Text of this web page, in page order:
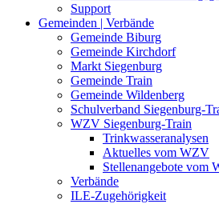
Support
Gemeinden | Verbände
Gemeinde Biburg
Gemeinde Kirchdorf
Markt Siegenburg
Gemeinde Train
Gemeinde Wildenberg
Schulverband Siegenburg-
WZV Siegenburg-Train
Trinkwasseranalysen
Aktuelles vom WZV
Stellenangebote vom
Verbände
ILE-Zugehörigkeit